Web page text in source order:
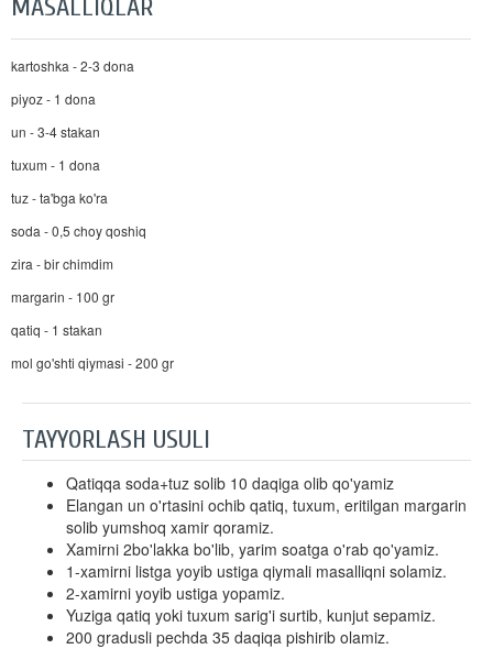
MASALLIQLAR
kartoshka - 2-3 dona
piyoz - 1 dona
un - 3-4 stakan
tuxum - 1 dona
tuz - ta'bga ko'ra
soda - 0,5 choy qoshiq
zira - bir chimdim
margarin - 100 gr
qatiq - 1 stakan
mol go'shti qiymasi - 200 gr
TAYYORLASH USULI
Qatiqqa soda+tuz solib 10 daqiga olib qo'yamiz
Elangan un o'rtasini ochib qatiq, tuxum, eritilgan margarin
solib yumshoq xamir qoramiz.
Xamirni 2bo'lakka bo'lib, yarim soatga o'rab qo'yamiz.
1-xamirni listga yoyib ustiga qiymali masalliqni solamiz.
2-xamirni yoyib ustiga yopamiz.
Yuziga qatiq yoki tuxum sarig'i surtib, kunjut sepamiz.
200 gradusli pechda 35 daqiqa pishirib olamiz.